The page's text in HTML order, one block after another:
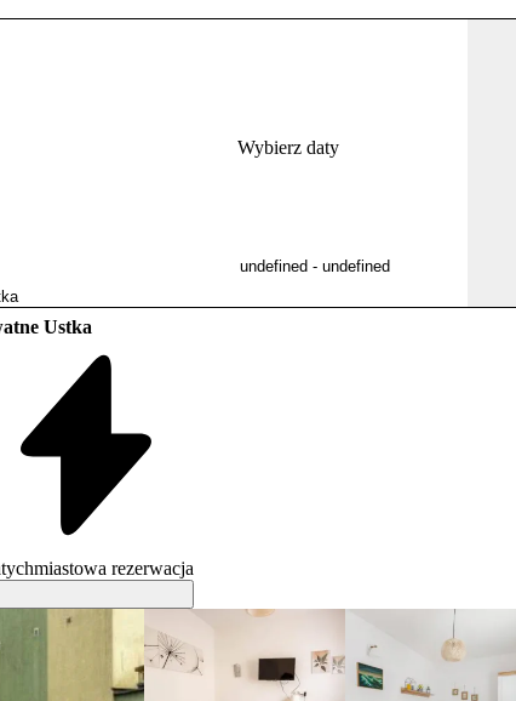
Wybierz daty
Ustka
rezerwacja